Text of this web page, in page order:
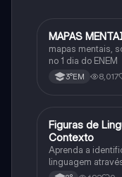
Português
MAPAS
mapas mentais,
no 1 dia do ENEM
3°EM 8,017
FPortuguês
Figuras de
Contexto
Aprenda a
linguagem